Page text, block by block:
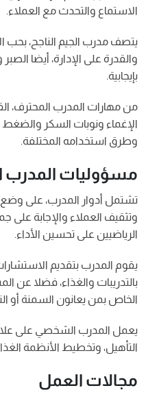
الاستماع والتحدث مع العملاء.
يتصف مدرب الجيم الناجح، بحب
والقدرة على الإدارة، أيضا
بإيجابية.
من مهارات المدرب المحترف،
الإغماء ونوبات السكر
وطرق استخدامه المختلفة.
مسؤوليات
تشتمل أدوار المدرب، على وضع
وتثقيف العملاء والإجابة
الرياضيين على تحسين الأداء.
يقوم المدرب بتقديم
بالتدريبات والغذاء، فضلا عن
الخاص بمن يعانون السمنة أو
يعمل المدرب الشخصي على
التأهيل، وتخطيط الأنظمة
مجالات العمل